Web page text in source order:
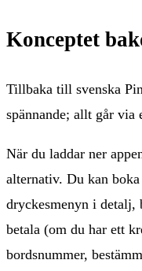
Konceptet
Tillbaka till svenska
spännande; allt går via
När du laddar ner
alternativ. Du kan
dryckesmenyn i detalj,
betala (om du har ett
bordsnummer,